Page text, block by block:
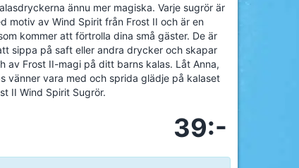
ännu mer magiska. Varje sugrör är
motiv av Wind Spirit från Frost II och är en
kommer att förtrolla dina små gäster. De är
sippa på saft eller andra drycker och skapar
av Frost II-magi på ditt barns kalas. Låt Anna,
vänner vara med och sprida glädje på kalaset
II Wind Spirit Sugrör.
39:-